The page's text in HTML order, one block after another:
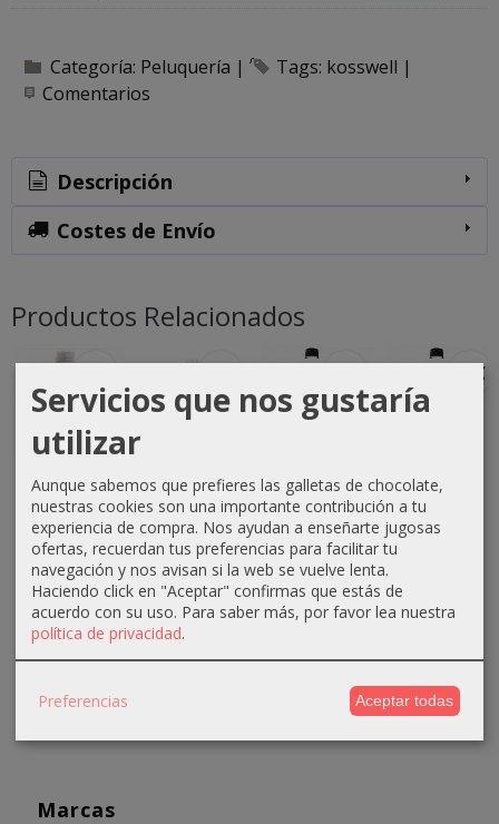
Marcas
Categoría: Peluquería | Tags: kosswell |
Comentarios
Descripción
Costes de Envío
Productos Relacionados
Crema
oxigenada
Techline
1000ml
20...
2,90 €
3,90 €
Crema
oxigenada
Techline
75ml 40...
0,70 €
1,10 €
Crema
oxigenada
Absoluk
1000ml
20...
3,50 €
-3 €
Crema
oxigenada
1000ml
3,50 €
Servicios que nos gustaría
utilizar
Aunque sabemos que prefieres las galletas de chocolate,
nuestras cookies son una importante contribución a tu
experiencia de compra. Nos ayudan a enseñarte jugosas
ofertas, recuerdan tus preferencias para facilitar tu
navegación y nos avisan si la web se vuelve lenta.
Haciendo click en "Aceptar" confirmas que estás de
acuerdo con su uso. Para saber más, por favor lea nuestra
política de privacidad.
Preferencias Aceptar todas